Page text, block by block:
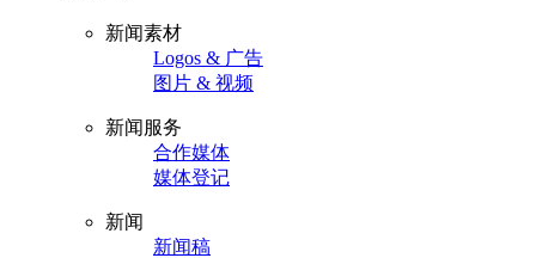
新闻素材
Logos & 广告
图片 & 视频
新闻服务
合作媒体
媒体登记
新闻
新闻稿